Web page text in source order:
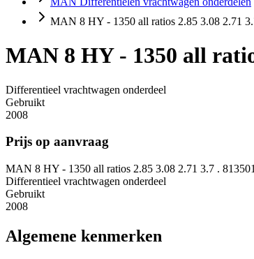
MAN 8 HY - 1350 all ratios 2.85 3.08 2.71
MAN 8 HY - 1350 all
Differentieel vrachtwagen onderdeel
Gebruikt
2008
Prijs op aanvraag
MAN 8 HY - 1350 all ratios 2.85 3.08 2.71 3.7 .
Differentieel vrachtwagen onderdeel
Gebruikt
2008
Algemene kenmerken